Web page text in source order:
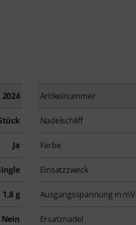
Artikelnummer
Nadelschliff
Ja Farbe
Einsatzzweck
1,8 g Ausgangsspannung in mV
Nein Ersatznadel